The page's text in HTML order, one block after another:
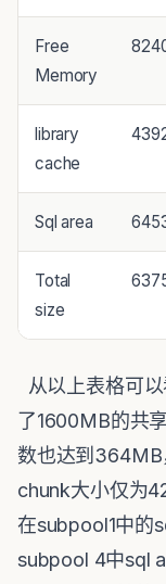
Free
Memory
library
cache
Sql area
Total
size
从以上表格可
了1600MB的共
数也达到364MB
chunk大小仅为
在subpool1中的
subpool 4中sql